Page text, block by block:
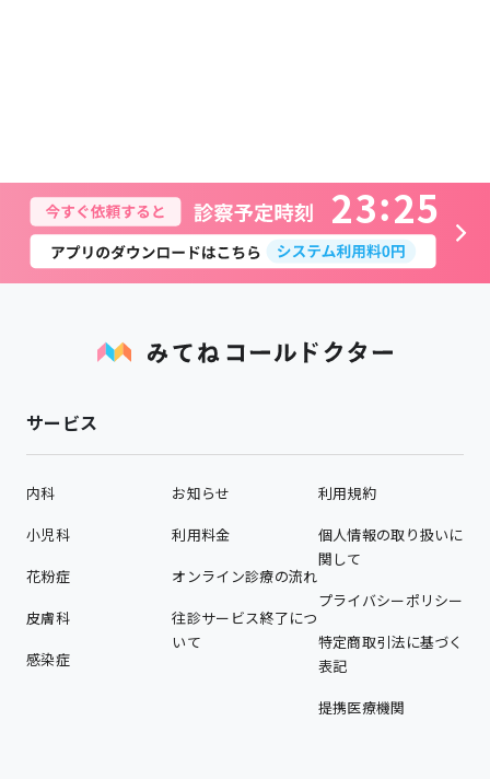
23 25
サービス
内科
小児科
花粉症
皮膚科
感染症
お知らせ
利用料金
オンライン診療の流れ
往診サービス終了につ
いて
利用規約
個人情報の取り扱いに
関して
プライバシーポリシー
特定商取引法に基づく
表記
提携医療機関